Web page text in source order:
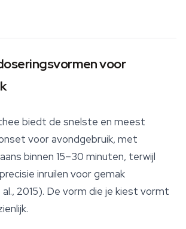
voor
biedt de snelste en meest
voor avondgebruik, met
binnen 15–30 minuten, terwijl
inruilen voor gemak
2015). De vorm die je kiest vormt